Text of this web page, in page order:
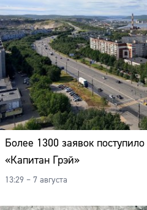
Более 1300 заявок
«Капитан Грэй»
13:29 – 7 августа